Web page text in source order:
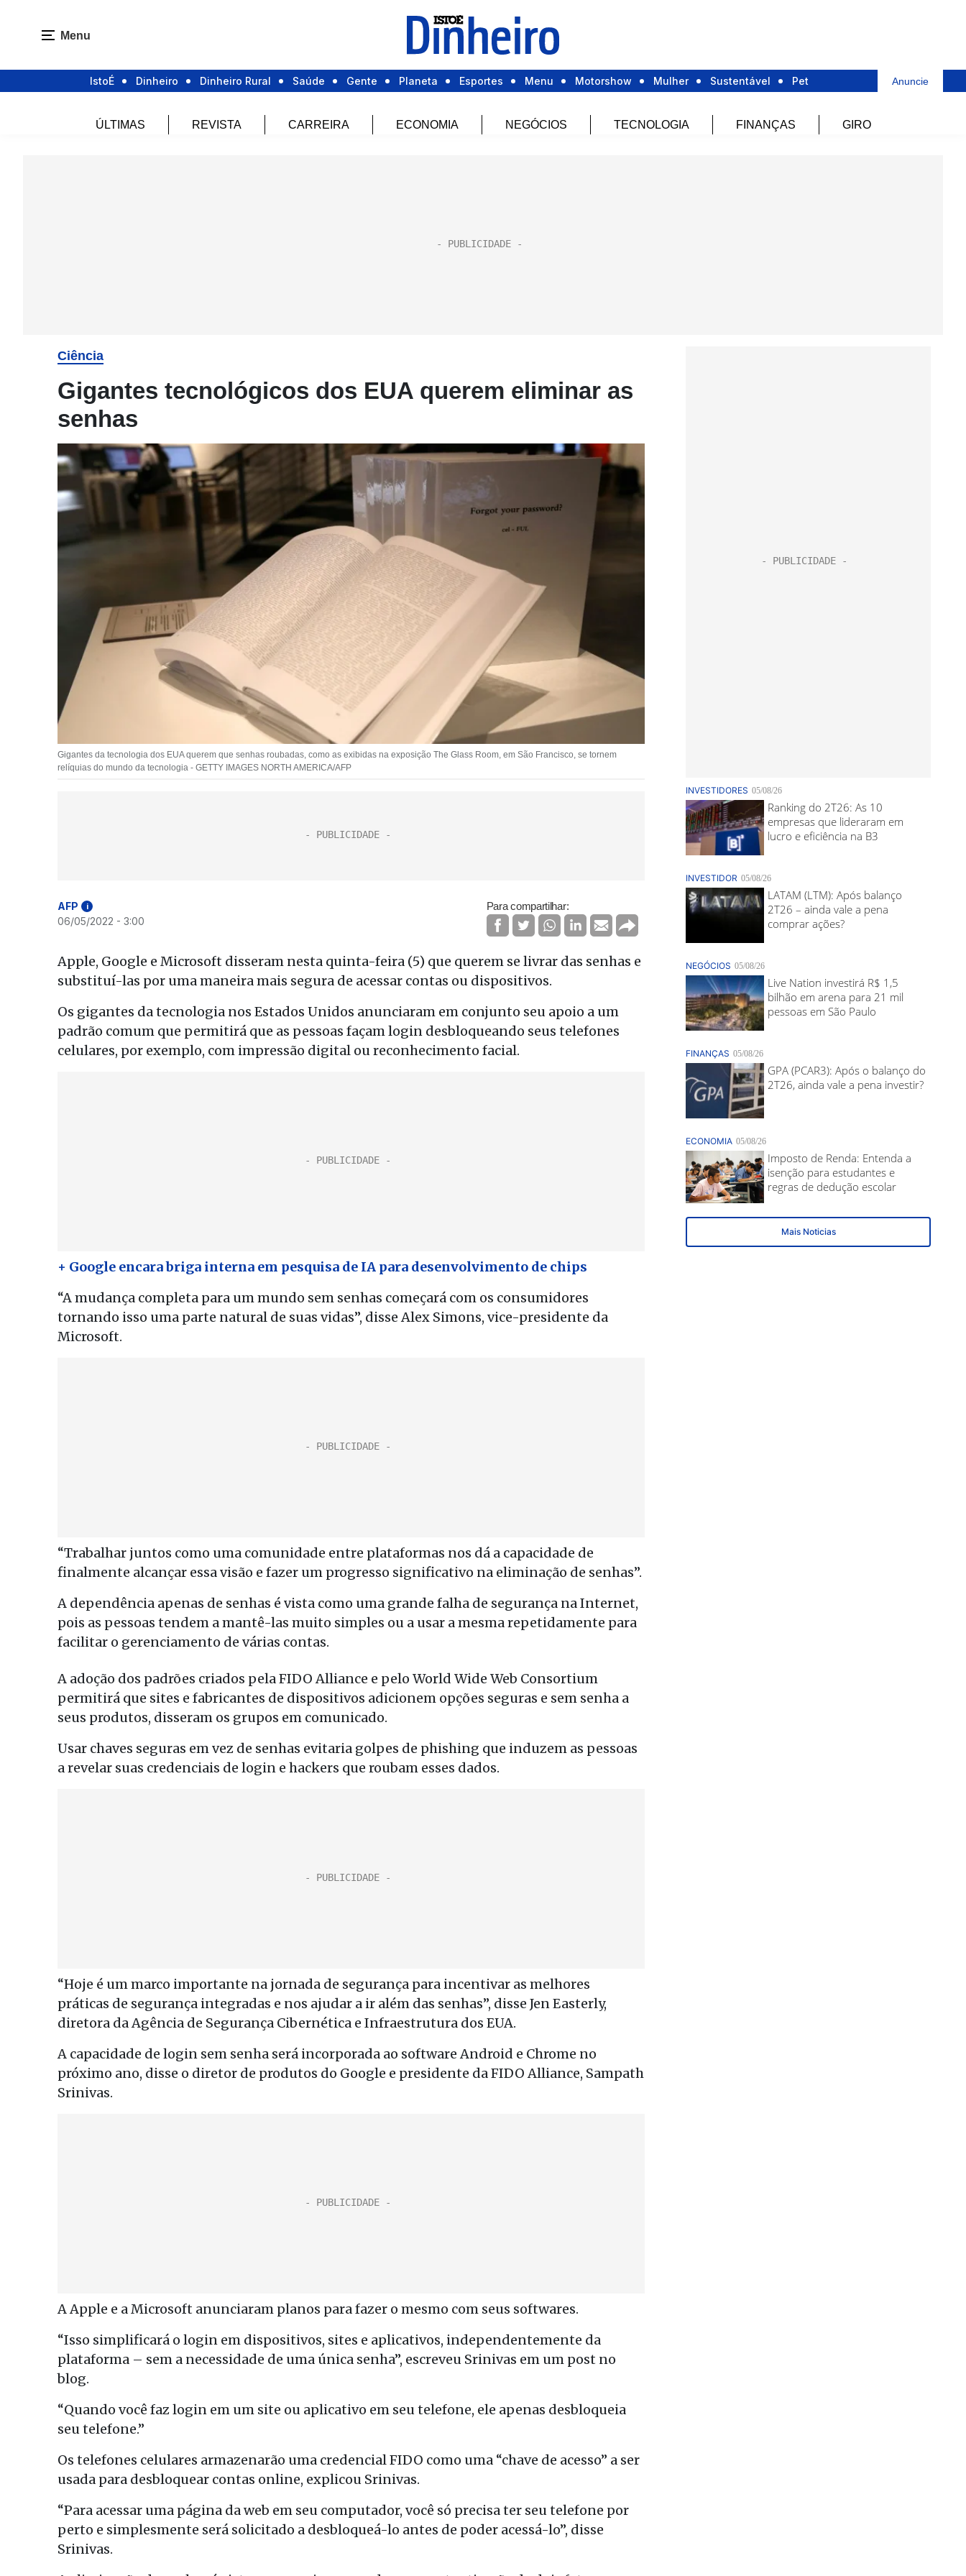
Menu
IstoÉ Dinheiro Dinheiro Rural Saúde Gente Planeta Esportes Menu Motorshow Mulher Sustentável Pet Anuncie
ÚLTIMAS REVISTA CARREIRA ECONOMIA NEGÓCIOS TECNOLOGIA FINANÇAS GIRO
Ciência
Gigantes tecnológicos dos EUA querem eliminar as
senhas
Gigantes da tecnologia dos EUA querem que senhas roubadas, como as exibidas na exposição The Glass Room, em São Francisco, se tornem
relíquias do mundo da tecnologia - GETTY IMAGES NORTH AMERICA/AFP
AFP i
06/05/2022 - 3:00
Para compartilhar:
Apple, Google e Microsoft disseram nesta quinta-feira (5) que querem se livrar das senhas e
substituí-las por uma maneira mais segura de acessar contas ou dispositivos.
Os gigantes da tecnologia nos Estados Unidos anunciaram em conjunto seu apoio a um
padrão comum que permitirá que as pessoas façam login desbloqueando seus telefones
celulares, por exemplo, com impressão digital ou reconhecimento facial.
+ Google encara briga interna em pesquisa de IA para desenvolvimento de chips
“A mudança completa para um mundo sem senhas começará com os consumidores
tornando isso uma parte natural de suas vidas”, disse Alex Simons, vice-presidente da
Microsoft.
“Trabalhar juntos como uma comunidade entre plataformas nos dá a capacidade de
finalmente alcançar essa visão e fazer um progresso significativo na eliminação de senhas”.
A dependência apenas de senhas é vista como uma grande falha de segurança na Internet,
pois as pessoas tendem a mantê-las muito simples ou a usar a mesma repetidamente para
facilitar o gerenciamento de várias contas.
A adoção dos padrões criados pela FIDO Alliance e pelo World Wide Web Consortium
permitirá que sites e fabricantes de dispositivos adicionem opções seguras e sem senha a
seus produtos, disseram os grupos em comunicado.
Usar chaves seguras em vez de senhas evitaria golpes de phishing que induzem as pessoas
a revelar suas credenciais de login e hackers que roubam esses dados.
“Hoje é um marco importante na jornada de segurança para incentivar as melhores
práticas de segurança integradas e nos ajudar a ir além das senhas”, disse Jen Easterly,
diretora da Agência de Segurança Cibernética e Infraestrutura dos EUA.
A capacidade de login sem senha será incorporada ao software Android e Chrome no
próximo ano, disse o diretor de produtos do Google e presidente da FIDO Alliance, Sampath
Srinivas.
A Apple e a Microsoft anunciaram planos para fazer o mesmo com seus softwares.
“Isso simplificará o login em dispositivos, sites e aplicativos, independentemente da
plataforma – sem a necessidade de uma única senha”, escreveu Srinivas em um post no
blog.
“Quando você faz login em um site ou aplicativo em seu telefone, ele apenas desbloqueia
seu telefone.”
Os telefones celulares armazenarão uma credencial FIDO como uma “chave de acesso” a ser
usada para desbloquear contas online, explicou Srinivas.
“Para acessar uma página da web em seu computador, você só precisa ter seu telefone por
perto e simplesmente será solicitado a desbloqueá-lo antes de poder acessá-lo”, disse
Srinivas.